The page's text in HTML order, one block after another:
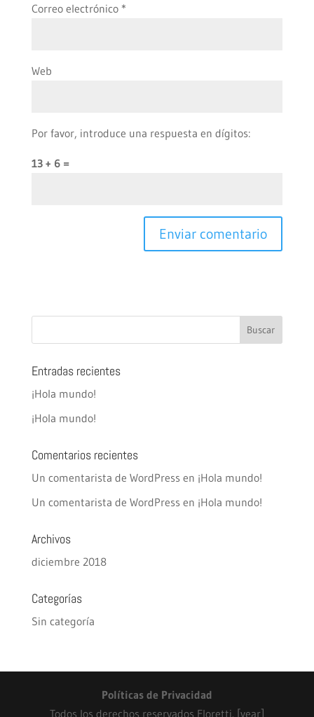
Correo electrónico *
Web
Por favor, introduce una respuesta en dígitos:
13 + 6 =
Entradas recientes
¡Hola mundo!
¡Hola mundo!
Comentarios recientes
Un comentarista de WordPressen ¡Hola mundo!
Un comentarista de WordPressen ¡Hola mundo!
Archivos
diciembre 2018
Categorías
Sin categoría
Políticas de Privacidad
Todos los derechos reservados Floretti. [year]